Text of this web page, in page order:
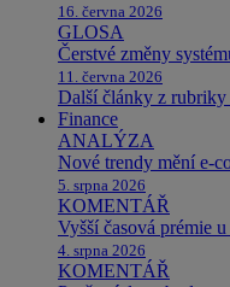
16. června 2026
GLOSA
Čerstvé změny
11. června 2026
Další články z rubriky
Finance
ANALÝZA
Nové trendy mění e-
5. srpna 2026
KOMENTÁŘ
Vyšší časová prémie
4. srpna 2026
KOMENTÁŘ